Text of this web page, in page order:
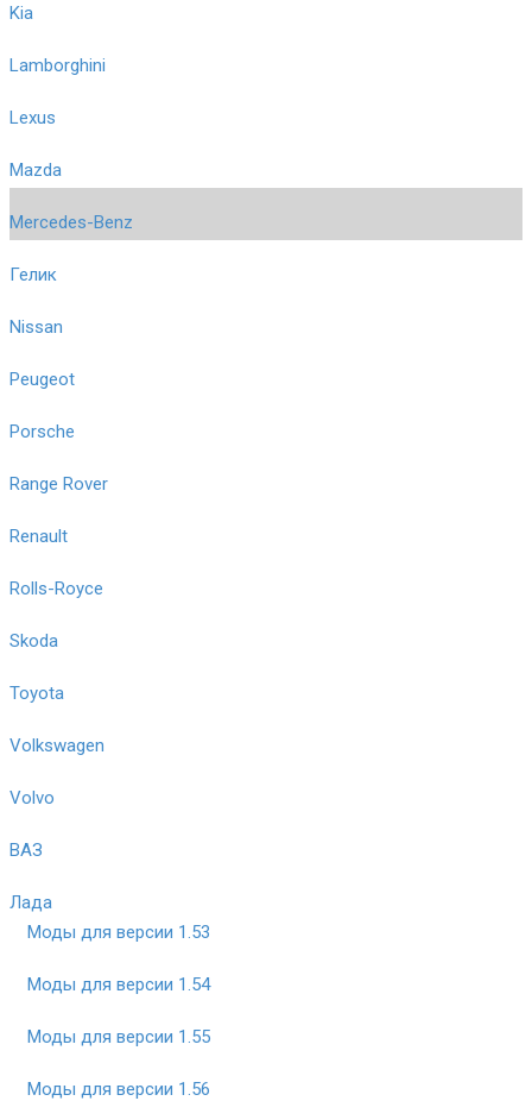
Kia
Lamborghini
Lexus
Mazda
Mercedes-Benz
Гелик
Nissan
Peugeot
Porsche
Range Rover
Renault
Rolls-Royce
Skoda
Toyota
Volkswagen
Volvo
ВАЗ
Лада
Моды для версии 1.53
Моды для версии 1.54
Моды для версии 1.55
Моды для версии 1.56